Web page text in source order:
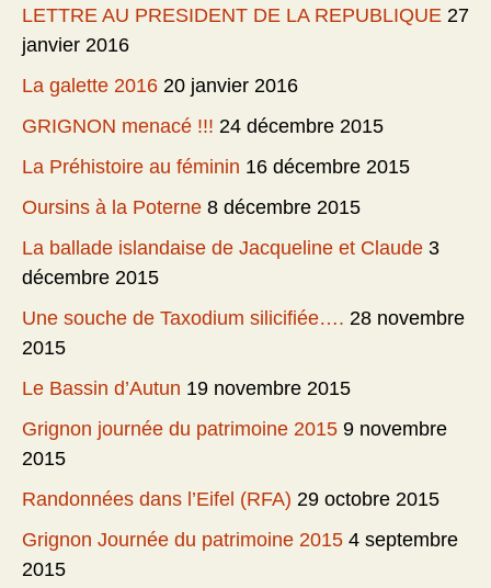
LETTRE AU PRESIDENT DE LA REPUBLIQUE 27
janvier 2016
La galette 2016 20 janvier 2016
GRIGNON menacé !!! 24 décembre 2015
La Préhistoire au féminin 16 décembre 2015
Oursins à la Poterne 8 décembre 2015
La ballade islandaise de Jacqueline et Claude 3
décembre 2015
Une souche de Taxodium silicifiée…. 28 novembre
2015
Le Bassin d’Autun 19 novembre 2015
Grignon journée du patrimoine 2015 9 novembre
2015
Randonnées dans l’Eifel (RFA) 29 octobre 2015
Grignon Journée du patrimoine 2015 4 septembre
2015